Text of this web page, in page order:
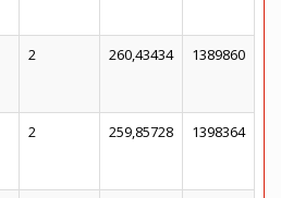
2 260,43434 1389860
2 259,85728 1398364